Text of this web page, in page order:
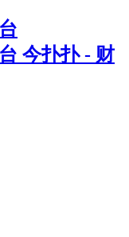
今扑扑 - 财